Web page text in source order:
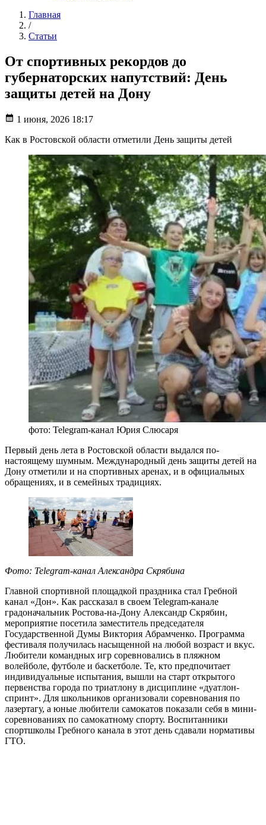
Главная
/
Статьи
От спортивных рекордов до
губернаторских напутствий: День
защиты детей на Дону
1 июня, 2026 18:17
Как в Ростовской области отметили День защиты детей
фото: Telegram-канал Юрия Слюсаря
Первый день лета в Ростовской области выдался по-
настоящему шумным. Международный день защиты детей на
Дону отметили и на спортивных аренах, и в официальных
обращениях, и в семейных традициях.
Фото: Telegram-канал Александра Скрябина
Главной спортивной площадкой праздника стал Гребной
канал «Дон». Как рассказал в своем Telegram-канале
градоначальник Ростова-на-Дону Александр Скрябин,
мероприятие посетила заместитель председателя
Государственной Думы Виктория Абрамченко. Программа
фестиваля получилась насыщенной на любой возраст и вкус.
Любители командных игр соревновались в пляжном
волейболе, футболе и баскетболе. Те, кто предпочитает
индивидуальные испытания, вышли на старт открытого
первенства города по триатлону в дисциплине «дуатлон-
спринт». Для школьников организовали соревнования по
лазертагу, а юные любители самокатов показали себя в мини-
соревнованиях по самокатному спорту. Воспитанники
спортшколы Гребного канала в этот день сдавали нормативы
ГТО.